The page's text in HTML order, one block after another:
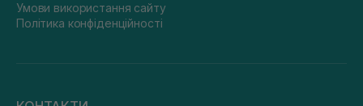
Умови використання сайту
Політика конфіденційності